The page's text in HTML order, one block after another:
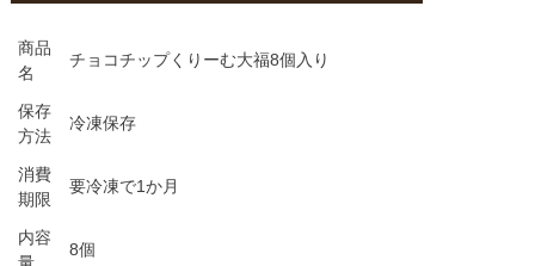
商品
名
チョコチップくりーむ大福8個入り
保存
方法
冷凍保存
消費
期限
要冷凍で1か月
内容
8個